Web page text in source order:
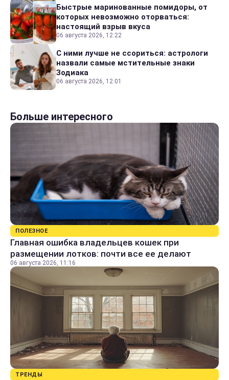
Быстрые маринованные помидоры, от
которых невозможно оторваться:
настоящий взрыв вкуса
06 августа 2026, 12:22
С ними лучше не ссориться: астрологи
назвали самые мстительные знаки
Зодиака
06 августа 2026, 12:01
Больше интересного
ПОЛЕЗНОЕ
Главная ошибка владельцев кошек при
размещении лотков: почти все ее делают
06 августа 2026, 11:16
ТРЕНДЫ